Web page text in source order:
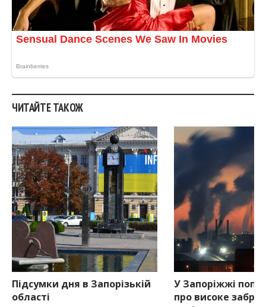
ЧИТАЙТЕ ТАКОЖ
Підсумки дня в Запорізькій
області
У Запоріжжі
про високе